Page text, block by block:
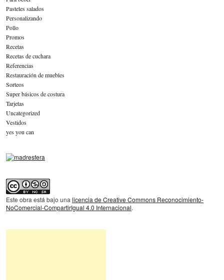
Pasteles salados
Personalizando
Pollo
Promos
Recetas
Recetas de cuchara
Referencias
Restauración de muebles
Sorteos
Super básicos de costura
Tarjetas
Uncategorized
Vestidos
yes you can
Este obra está bajo una licencia de Creative Commons Reconocimiento-
NoComercial-CompartirIgual 4.0 Internacional.